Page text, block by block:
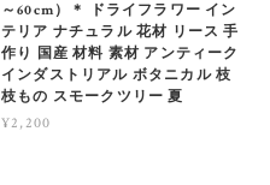
～60cm）＊ ドライフラワー イン
テリア ナチュラル 花材 リース 手
作り 国産 材料 素材 アンティーク
インダストリアル ボタニカル 枝
枝もの スモークツリー 夏
¥2,200